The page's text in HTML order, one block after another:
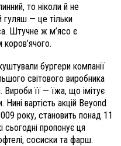
то ніколи й не
гуляш — це тільки
Штучне ж м’ясо є
бургери компанії
світового виробника
Вироби її — їжа, що імітує
вартість акцій Beyond
року, становить понад 11
сьогодні пропонує ця
сосиски та фарш.